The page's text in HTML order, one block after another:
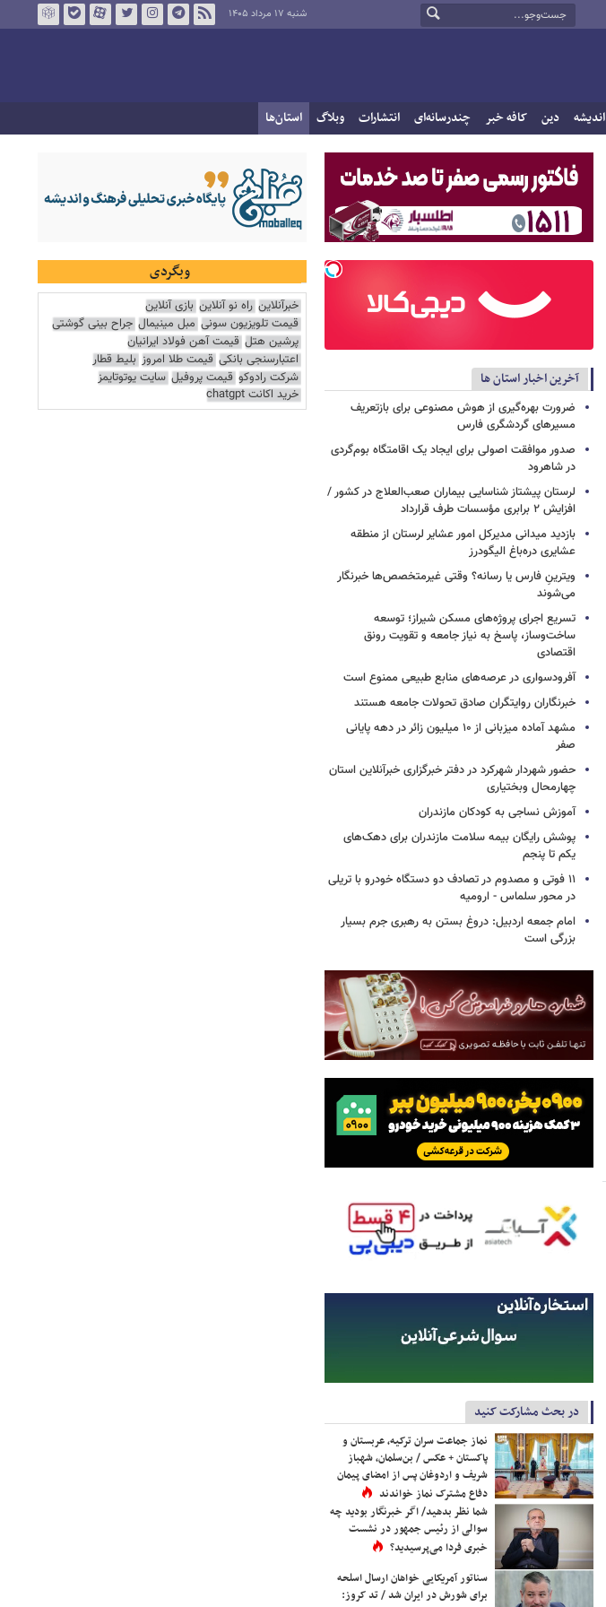
شنبه ۱۷ مرداد ۱۴۰۵
اندیشه دین کافه خبر چندرسانه‌ای انتشارات وبلاگ استان‌ها
آخرین اخبار استان ها
ضرورت بهره‌گیری از هوش مصنوعی برای بازتعریف
مسیرهای گردشگری فارس
صدور موافقت اصولی برای ایجاد یک اقامتگاه بوم‌گردی
در شاهرود
لرستان پیشتاز شناسایی بیماران صعب‌العلاج در کشور /
افزایش ۲ برابری مؤسسات طرف قرارداد
بازدید میدانی مدیرکل امور عشایر لرستان از منطقه
عشایری دره‌باغ الیگودرز
ویترینِ فارس یا رسانه؟ وقتی غیرمتخصص‌ها خبرنگار
می‌شوند
تسریع اجرای پروژه‌های مسکن شیراز؛ توسعه
ساخت‌وساز، پاسخ به نیاز جامعه و تقویت رونق
اقتصادی
آفرودسواری در عرصه‌های منابع طبیعی ممنوع است
خبرنگاران روایتگران صادق تحولات جامعه هستند
مشهد آماده میزبانی از ۱۰ میلیون زائر در دهه پایانی
صفر
حضور شهردار شهرکرد در دفتر خبرگزاری خبرآنلاین استان
چهارمحال وبختیاری
آموزش نساجی به کودکان مازندران
پوشش رایگان بیمه سلامت مازندران برای دهک‌های
یکم تا پنجم
۱۱ فوتی و مصدوم در تصادف دو دستگاه خودرو با تریلی
در محور سلماس - ارومیه
امام جمعه اردبیل: دروغ بستن به رهبری جرم بسیار
بزرگی است
در بحث مشارکت کنید
نماز جماعت سران ترکیه، عربستان و
پاکستان + عکس / بن‌سلمان، شهباز
شریف و اردوغان پس از امضای پیمان
دفاع مشترک نماز خواندند
شما نظر بدهید/ اگر خبرنگار بودید چه
سوالی از رئیس جمهور در نشست
خبری فردا می‌پرسیدید؟
سناتور آمریکایی خواهان ارسال اسلحه
برای شورش در ایران شد / تد کروز:
وبگردی
خبرآنلاین راه نو آنلاین بازی آنلاین
قیمت تلویزیون سونی مبل مینیمال جراح بینی گوشتی
پرشین هتل قیمت آهن فولاد ایرانیان
اعتبارسنجی بانکی قیمت طلا امروز بلیط قطار
شرکت رادوکو قیمت پروفیل سایت یوتوتایمز
خرید اکانت chatgpt